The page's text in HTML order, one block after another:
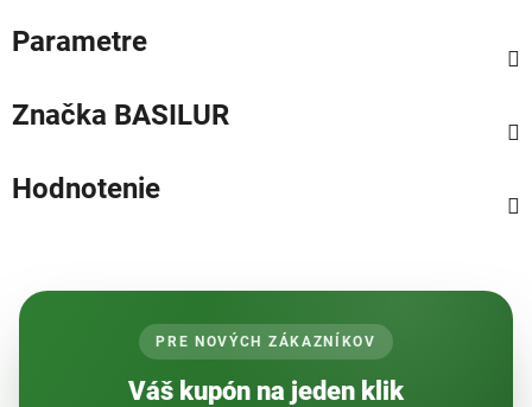
Parametre
Značka BASILUR
Hodnotenie
PRE NOVÝCH ZÁKAZNÍKOV
Váš kupón na jeden klik